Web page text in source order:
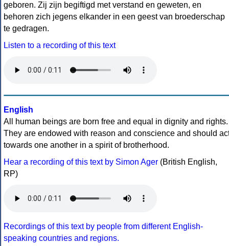
geboren. Zij zijn begiftigd met verstand en geweten, en
behoren zich jegens elkander in een geest van broederschap
te gedragen.
Listen to a recording of this text
English
All human beings are born free and equal in dignity and rights.
They are endowed with reason and conscience and should
towards one another in a spirit of brotherhood.
Hear a recording of this text by Simon Ager (British English,
RP)
Recordings of this text by people from different English-
speaking countries and regions.